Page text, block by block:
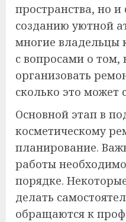
пространства, но и
созданию уютной
многие владельцы
с вопросами о том,
организовать
сколько это может
Основной этап в
косметическому
планирование.
работы
порядке.
делать
обращаются к